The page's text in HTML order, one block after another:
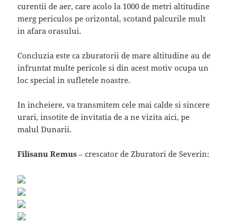
curentii de aer, care acolo la 1000 de metri altitudine
merg periculos pe orizontal, scotand palcurile mult
in afara orasului.
Concluzia este ca zburatorii de mare altitudine au de
infruntat multe pericole si din acest motiv ocupa un
loc special in sufletele noastre.
In incheiere, va transmitem cele mai calde si sincere
urari, insotite de invitatia de a ne vizita aici, pe
malul Dunarii.
Filisanu Remus – crescator de Zburatori de Severin: